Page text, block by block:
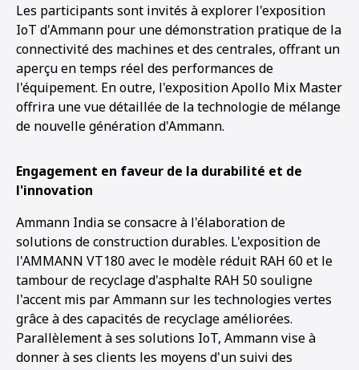
Les participants sont invités à explorer l'exposition
IoT d'Ammann pour une démonstration pratique de la
connectivité des machines et des centrales, offrant un
aperçu en temps réel des performances de
l'équipement. En outre, l'exposition Apollo Mix Master
offrira une vue détaillée de la technologie de mélange
de nouvelle génération d'Ammann.
Engagement en faveur de la durabilité et de
l'innovation
Ammann India se consacre à l'élaboration de
solutions de construction durables. L'exposition de
l'AMMANN VT180 avec le modèle réduit RAH 60 et le
tambour de recyclage d'asphalte RAH 50 souligne
l'accent mis par Ammann sur les technologies vertes
grâce à des capacités de recyclage améliorées.
Parallèlement à ses solutions IoT, Ammann vise à
donner à ses clients les moyens d'un suivi des